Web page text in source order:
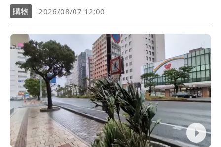
滿額現折優惠，涵蓋餅乾、飲料、罐頭、食用油、咖
啡、奶粉及生活用品等熱門品項；搭配APP會員每週末
單筆消費滿2000元享9折回饋，祭出多重優惠吸引民眾一
次備齊普渡供品與家庭日用品。
購物 2026/08/07 12:00